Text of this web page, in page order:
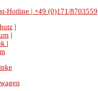
Hotline | +49 (0)171/8703559
|
|
|